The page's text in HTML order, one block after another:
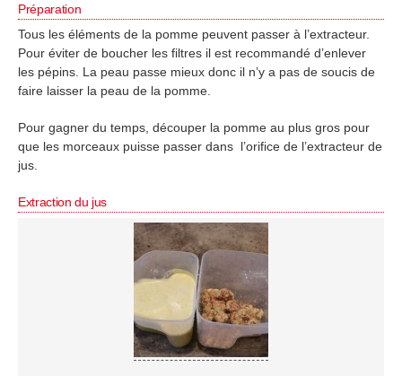
Préparation
Tous les éléments de la pomme peuvent passer à l’extracteur.
Pour éviter de boucher les filtres il est recommandé d’enlever
les pépins. La peau passe mieux donc il n’y a pas de soucis de
faire laisser la peau de la pomme.
Pour gagner du temps, découper la pomme au plus gros pour
que les morceaux puisse passer dans l’orifice de l’extracteur de
jus.
Extraction du jus